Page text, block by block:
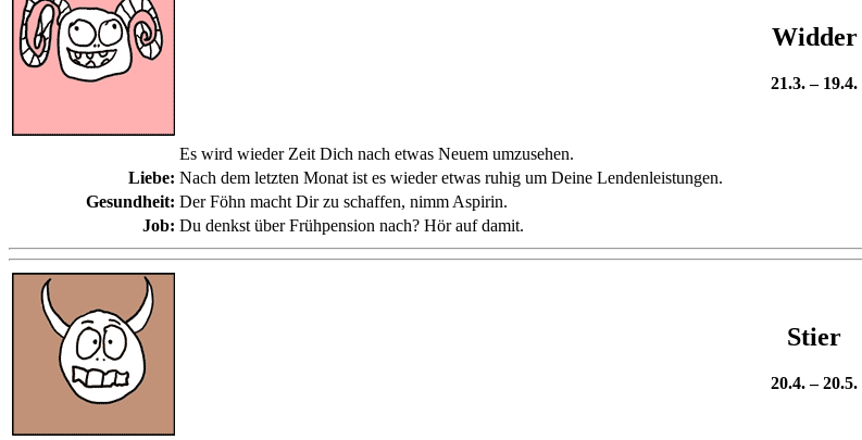
Widder
21.3. – 19.4.
Es wird wieder Zeit Dich nach etwas Neuem umzusehen.
Liebe: Nach dem letzten Monat ist es wieder etwas ruhig um Deine Lendenleistungen.
Gesundheit: Der Föhn macht Dir zu schaffen, nimm Aspirin.
Job: Du denkst über Frühpension nach? Hör auf damit.
Stier
20.4. – 20.5.